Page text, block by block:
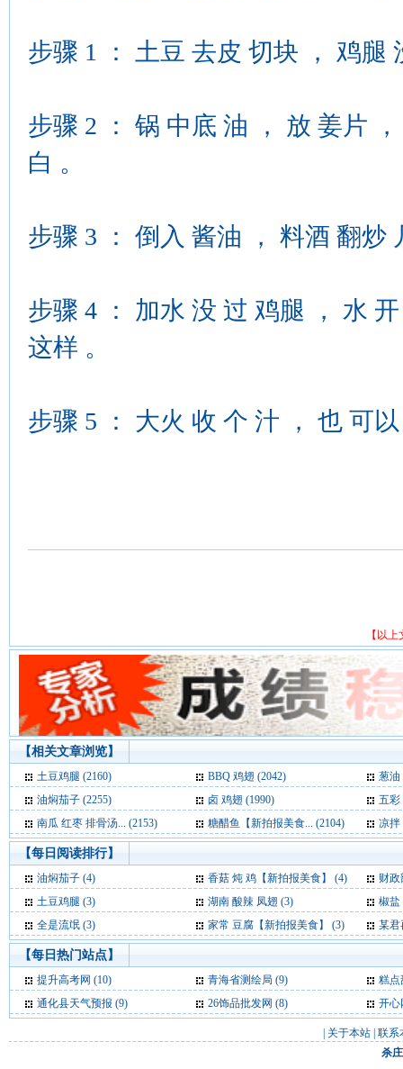
步骤 1 ： 土豆 去皮 切块 ， 鸡腿
步骤 2 ： 锅 中底 油 ， 放 姜片
白 。
步骤 3 ： 倒入 酱油 ， 料酒 翻炒
步骤 4 ： 加水 没 过 鸡腿 ， 水
这样 。
步骤 5 ： 大火 收 个 汁 ， 也 可
【以
【相关文章浏览】
土豆鸡腿 (2160) BBQ 鸡翅 (2042)
葱油
油焖茄子 (2255)
卤 鸡翅 (1990)
五彩
南瓜 红枣 排骨汤... (2153)
糖醋鱼【新拍报美食... (2104) 凉拌
【每日阅读排行】
油焖茄子 (4) 香菇 炖 鸡【新拍报美食】 (4)
财政部
土豆鸡腿 (3)
湖南 酸辣 凤翅 (3)
椒盐
全是流氓 (3)
家常 豆腐【新拍报美食】 (3) 某
【每日热门站点】
提升高考网 (10) 青海省测绘局 (9)
糕点
通化县天气预报 (9) 26饰品批发网 (8) 开心
关于本站 联系
杀